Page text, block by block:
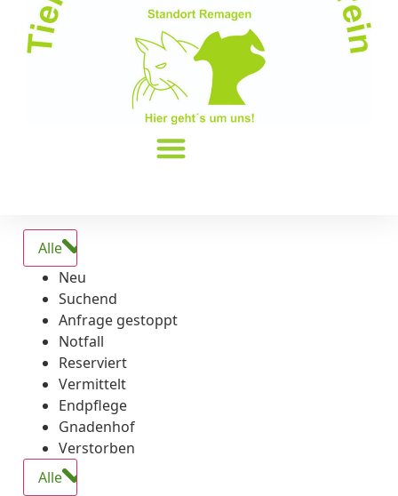
Alle
Neu
Suchend
Anfrage gestoppt
Notfall
Reserviert
Vermittelt
Endpflege
Gnadenhof
Verstorben
Alle